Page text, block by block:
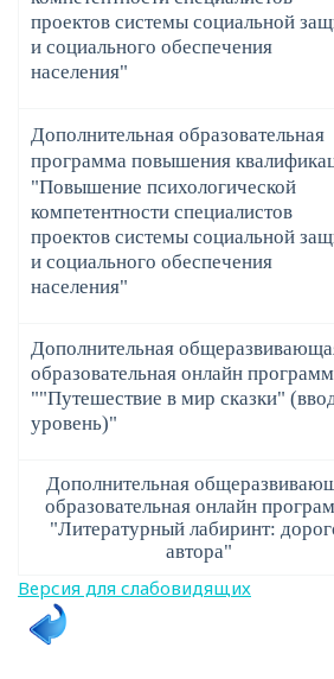
проектов системы социальной
и социального обеспечения
населения"
Дополнительная образовательная
программа повышения
"Повышение психологической
компетентности специалистов
проектов системы социальной
и социального обеспечения
населения"
Дополнительная
образовательная онлайн
""Путешествие в мир сказки"
уровень)"
Дополнительная
образовательная онлайн
"Литературный лабиринт:
автора"
Версия для слабовидящих